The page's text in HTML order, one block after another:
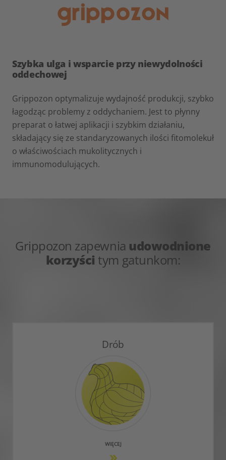
Szybka ulga i wsparcie przy niewydolności
oddechowej
Grippozon optymalizuje wydajność produkcji, szybko
łagodząc problemy z oddychaniem. Jest to płynny
preparat o łatwej aplikacji i szybkim działaniu,
składający się ze standaryzowanych ilości fitomolekuł
o właściwościach mukolitycznych i
immunomodulujących.
Grippozon zapewnia udowodnione
korzyści tym gatunkom:
Drób
WIĘCEJ